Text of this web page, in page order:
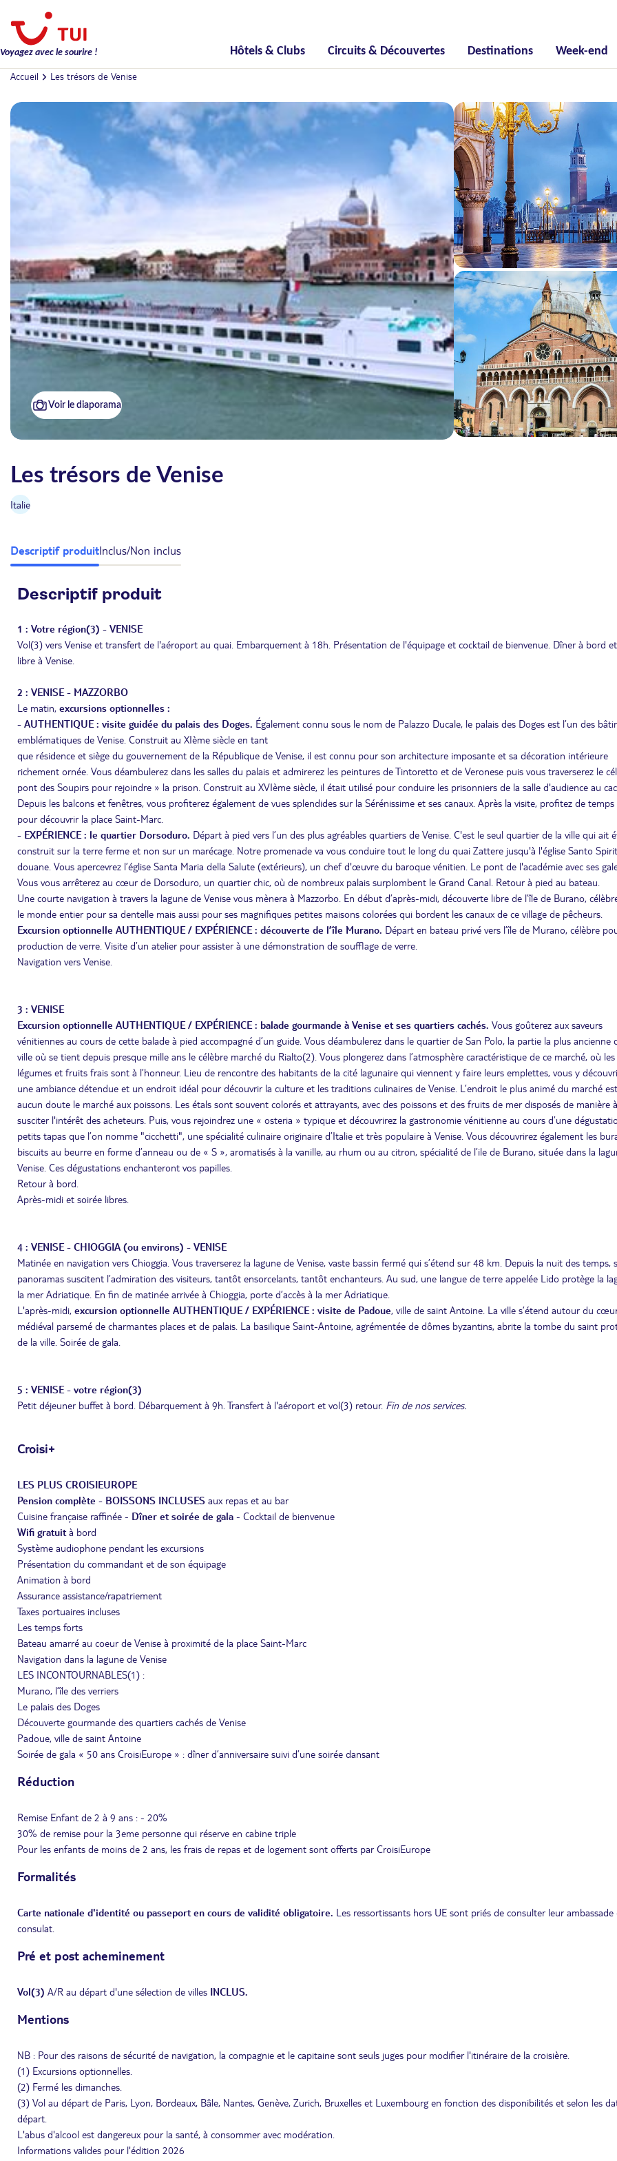
Voyagez avec le sourire ! Hôtels & Clubs Circuits & Découvertes Destinations Week-end
Accueil Les trésors de Venise
Voir le diaporama
Les trésors de Venise
Italie
Descriptif produitInclus/Non inclus
Descriptif produit
1 : Votre région(3) - VENISE
Vol(3) vers Venise et transfert de l'aéroport au quai. Embarquement à 18h. Présentation de l'équipage et cocktail de bienvenue. Dîner à bord
libre à Venise.
2 : VENISE - MAZZORBO
Le matin, excursions optionnelles :
- AUTHENTIQUE : visite guidée du palais des Doges. Également connu sous le nom de Palazzo Ducale, le palais des Doges est l’un des
emblématiques de Venise. Construit au XIème siècle en tant
que résidence et siège du gouvernement de la République de Venise, il est connu pour son architecture imposante et sa décoration intérieure
richement ornée. Vous déambulerez dans les salles du palais et admirerez les peintures de Tintoretto et de Veronese puis vous traverserez le
pont des Soupirs pour rejoindre » la prison. Construit au XVIème siècle, il était utilisé pour conduire les prisonniers de la salle d'audience au
Depuis les balcons et fenêtres, vous profiterez également de vues splendides sur la Sérénissime et ses canaux. Après la visite, profitez de
pour découvrir la place Saint-Marc.
- EXPÉRIENCE : le quartier Dorsoduro. Départ à pied vers l’un des plus agréables quartiers de Venise. C'est le seul quartier de la ville qui ait
construit sur la terre ferme et non sur un marécage. Notre promenade va vous conduire tout le long du quai Zattere jusqu'à l'église Santo
douane. Vous apercevrez l’église Santa Maria della Salute (extérieurs), un chef d'œuvre du baroque vénitien. Le pont de l'académie avec ses
Vous vous arrêterez au cœur de Dorsoduro, un quartier chic, où de nombreux palais surplombent le Grand Canal. Retour à pied au bateau.
Une courte navigation à travers la lagune de Venise vous mènera à Mazzorbo. En début d’après-midi, découverte libre de l’île de Burano,
le monde entier pour sa dentelle mais aussi pour ses magnifiques petites maisons colorées qui bordent les canaux de ce village de pêcheurs.
Excursion optionnelle AUTHENTIQUE / EXPÉRIENCE : découverte de l’île Murano. Départ en bateau privé vers l’île de Murano, célèbre
production de verre. Visite d’un atelier pour assister à une démonstration de soufflage de verre.
Navigation vers Venise.
3 : VENISE
Excursion optionnelle AUTHENTIQUE / EXPÉRIENCE : balade gourmande à Venise et ses quartiers cachés. Vous goûterez aux saveurs
vénitiennes au cours de cette balade à pied accompagné d’un guide. Vous déambulerez dans le quartier de San Polo, la partie la plus ancienne
ville où se tient depuis presque mille ans le célèbre marché du Rialto(2). Vous plongerez dans l’atmosphère caractéristique de ce marché, où les
légumes et fruits frais sont à l’honneur. Lieu de rencontre des habitants de la cité lagunaire qui viennent y faire leurs emplettes, vous y
une ambiance détendue et un endroit idéal pour découvrir la culture et les traditions culinaires de Venise. L’endroit le plus animé du marché
aucun doute le marché aux poissons. Les étals sont souvent colorés et attrayants, avec des poissons et des fruits de mer disposés de manière à
susciter l'intérêt des acheteurs. Puis, vous rejoindrez une « osteria » typique et découvrirez la gastronomie vénitienne au cours d’une
petits tapas que l’on nomme "cicchetti", une spécialité culinaire originaire d’Italie et très populaire à Venise. Vous découvrirez également les
biscuits au beurre en forme d’anneau ou de « S », aromatisés à la vanille, au rhum ou au citron, spécialité de l’ile de Burano, située dans la
Venise. Ces dégustations enchanteront vos papilles.
Retour à bord.
Après-midi et soirée libres.
4 : VENISE - CHIOGGIA (ou environs) - VENISE
Matinée en navigation vers Chioggia. Vous traverserez la lagune de Venise, vaste bassin fermé qui s’étend sur 48 km. Depuis la nuit des temps,
panoramas suscitent l’admiration des visiteurs, tantôt ensorcelants, tantôt enchanteurs. Au sud, une langue de terre appelée Lido protège la
la mer Adriatique. En fin de matinée arrivée à Chioggia, porte d’accès à la mer Adriatique.
L'après-midi, excursion optionnelle AUTHENTIQUE / EXPÉRIENCE : visite de Padoue, ville de saint Antoine. La ville s’étend autour du
médiéval parsemé de charmantes places et de palais. La basilique Saint-Antoine, agrémentée de dômes byzantins, abrite la tombe du saint
de la ville. Soirée de gala.
5 : VENISE - votre région(3)
Petit déjeuner buffet à bord. Débarquement à 9h. Transfert à l'aéroport et vol(3) retour. Fin de nos services.
Croisi+
LES PLUS CROISIEUROPE
Pension complète - BOISSONS INCLUSES aux repas et au bar
Cuisine française raffinée - Dîner et soirée de gala - Cocktail de bienvenue
Wifi gratuità bord
Système audiophone pendant les excursions
Présentation du commandant et de son équipage
Animation à bord
Assurance assistance/rapatriement
Taxes portuaires incluses
Les temps forts
Bateau amarré au coeur de Venise à proximité de la place Saint-Marc
Navigation dans la lagune de Venise
LES INCONTOURNABLES(1) :
Murano, l’île des verriers
Le palais des Doges
Découverte gourmande des quartiers cachés de Venise
Padoue, ville de saint Antoine
Soirée de gala « 50 ans CroisiEurope » : dîner d’anniversaire suivi d’une soirée dansant
Réduction
Remise Enfant de 2 à 9 ans : - 20%
30% de remise pour la 3eme personne qui réserve en cabine triple
Pour les enfants de moins de 2 ans, les frais de repas et de logement sont offerts par CroisiEurope
Formalités
Carte nationale d'identité ou passeport en cours de validité obligatoire. Les ressortissants hors UE sont priés de consulter leur
consulat.
Pré et post acheminement
Vol(3) A/R au départ d'une sélection de villes INCLUS.
Mentions
NB : Pour des raisons de sécurité de navigation, la compagnie et le capitaine sont seuls juges pour modifier l'itinéraire de la croisière.
(1) Excursions optionnelles.
(2) Fermé les dimanches.
(3) Vol au départ de Paris, Lyon, Bordeaux, Bâle, Nantes, Genève, Zurich, Bruxelles et Luxembourg en fonction des disponibilités et selon les
départ.
L'abus d'alcool est dangereux pour la santé, à consommer avec modération.
Informations valides pour l'édition 2026